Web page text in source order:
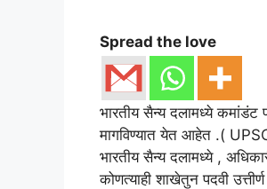
Spread the love
भारतीय सैन्य दलामध्ये कमांडंट
मागविण्यात येत आहेत .(
भारतीय सैन्य दलामध्ये ,
कोणत्याही शाखेतुन पदवी